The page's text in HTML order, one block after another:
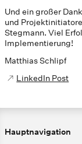
Und ein großer
und
Stegmann. Viel
Implementierung!
Matthias Schlipf
LinkedIn Post
Hauptnavigation